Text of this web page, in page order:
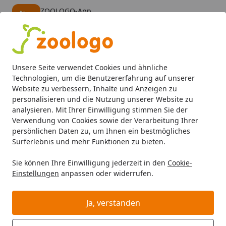
Unsere Seite verwendet Cookies und ähnliche
Technologien, um die Benutzererfahrung auf unserer
Website zu verbessern, Inhalte und Anzeigen zu
personalisieren und die Nutzung unserer Website zu
analysieren. Mit Ihrer Einwilligung stimmen Sie der
Verwendung von Cookies sowie der Verarbeitung Ihrer
persönlichen Daten zu, um Ihnen ein bestmögliches
Surferlebnis und mehr Funktionen zu bieten.
Sie können Ihre Einwilligung jederzeit in den Cookie-
Einstellungen anpassen oder widerrufen.
Ja, verstanden
ZOOLOGO-App
Alle Produkte
Mein Konto
Suchen
Startseite
Dr. Bassleer Fischfutter & Garnelenfutter
Dr. Bassleer Fischfutter &
Garnelenfutter
Süßwasseraquaristik
Dr. Bassleer Fischfutter & Garnelenfutter
Süßwasseraquaristik bei Zoologo und finden Sie
Haustier. Unser Sortiment umfasst Tierbedarf, Futter
und Zubehör für unterschiedliche Bedürfnisse.